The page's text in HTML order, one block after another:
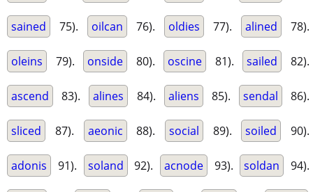
sained 75). oilcan 76). oldies 77). alined 78).
oleins 79). onside 80). oscine 81). sailed 82).
ascend 83). alines 84). aliens 85). sendal 86).
sliced 87). aeonic 88). social 89). soiled 90).
adonis 91). soland 92). acnode 93). soldan 94).